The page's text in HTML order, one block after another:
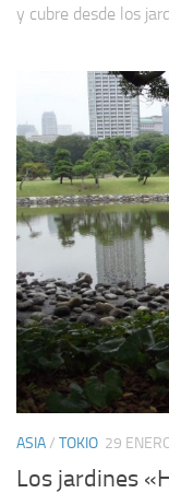
y cubre desde los
ASIA/ TOKIO 29
Los jardines